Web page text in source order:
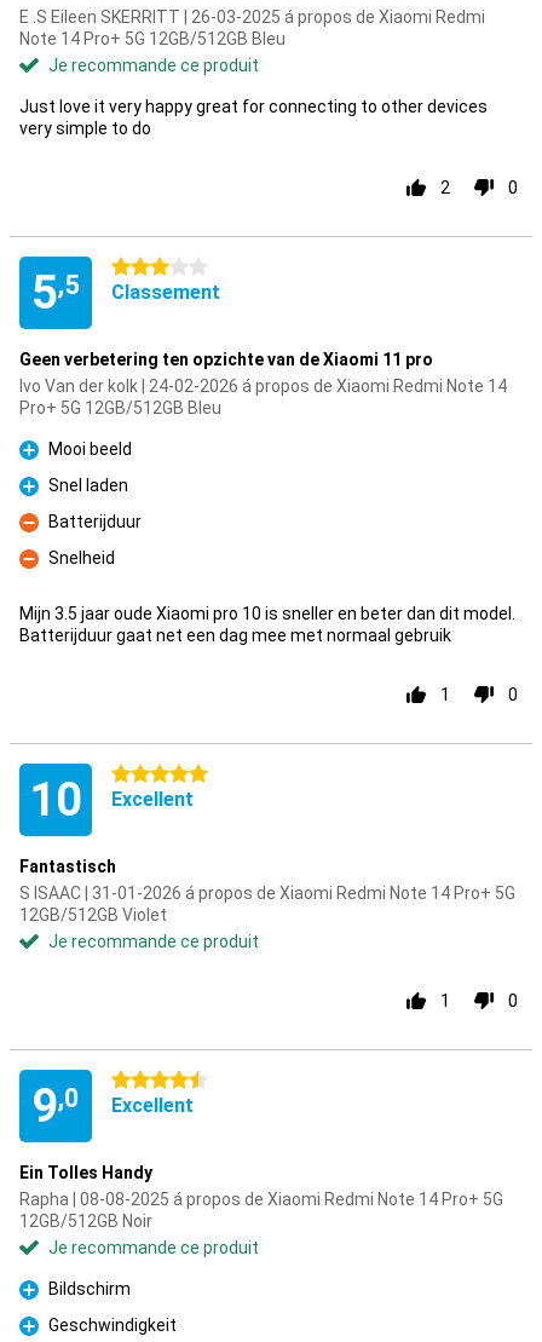
E .S Eileen SKERRITT | 26-03-2025 á propos de Xiaomi Redmi
Note 14 Pro+ 5G 12GB/512GB Bleu
Je recommande ce produit
Just love it very happy great for connecting to other devices
very simple to do
2 0
5,5
3 étoiles
Classement
Geen verbetering ten opzichte van de Xiaomi 11 pro
Ivo Van der kolk | 24-02-2026 á propos de Xiaomi Redmi Note 14
Pro+ 5G 12GB/512GB Bleu
Pour
Mooi beeld
Pour
Snel laden
Contre
Batterijduur
Contre
Snelheid
Mijn 3.5 jaar oude Xiaomi pro 10 is sneller en beter dan dit model.
Batterijduur gaat net een dag mee met normaal gebruik
1 0
10 5 étoiles
Excellent
Fantastisch
S ISAAC | 31-01-2026 á propos de Xiaomi Redmi Note 14 Pro+ 5G
12GB/512GB Violet
Je recommande ce produit
1 0
9,0
4.5 étoiles
Excellent
Ein Tolles Handy
Rapha | 08-08-2025 á propos de Xiaomi Redmi Note 14 Pro+ 5G
12GB/512GB Noir
Je recommande ce produit
Pour
Bildschirm
Geschwindigkeit